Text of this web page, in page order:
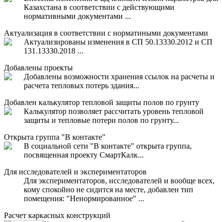
Казахстана в соответствии с действующими
нормативными документами ...
Актуализация в соответствии с норматиными документами
Актуализированы изменения в СП 50.13330.2012 и СП
131.13330.2018 ...
Добавлены проекты
Добавлены возможности хранения ссылок на расчеты и
расчета тепловых потерь здания...
Добавлен калькулятор тепловой защиты полов по грунту
Калькулятор позволяет рассчитать уровень тепловой
защиты и тепловые потери полов по грунту...
Открыта группа "В контакте"
В социальной сети "В контакте" открыта группа,
посвященная проекту СмартКалк...
Для исследователей и экспериментаторов
Для экспериментаторов, исследователей и вообще всех,
кому спокойно не сидится на месте, добавлен тип
помещения: "Ненормированное" ...
Расчет каркасных конструкций